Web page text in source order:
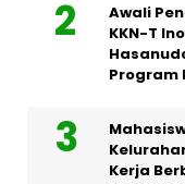
Awali
KKN-T
Program
Kerja